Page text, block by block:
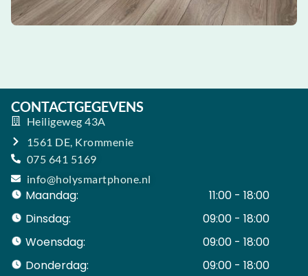
CONTACTGEGEVENS
Heiligeweg 43A
1561 DE, Krommenie
075 641 5169
info@holysmartphone.nl
Maandag:
11:00 - 18:00
Dinsdag:
09:00 - 18:00
Woensdag:
09:00 - 18:00
Donderdag:
09:00 - 18:00